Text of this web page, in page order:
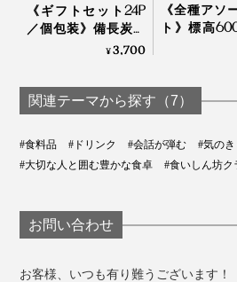
《ギフトセット24P
／個包装》備長炭で
ていねいに炙った、
（東／煎茶ベース、
西／ほうじ茶ベー
ル入ル
¥3,700
《全種アソ
ト》標高
岡・有機茶
茶パウダ
本）」
関連テーマから探す（7）
#食料品 #ドリンク #会話が弾む
#気の
#大切な人と囲む豊かな食卓
#食いしん坊ク
お問い合わせ
お客様、いつも有り難うございます！